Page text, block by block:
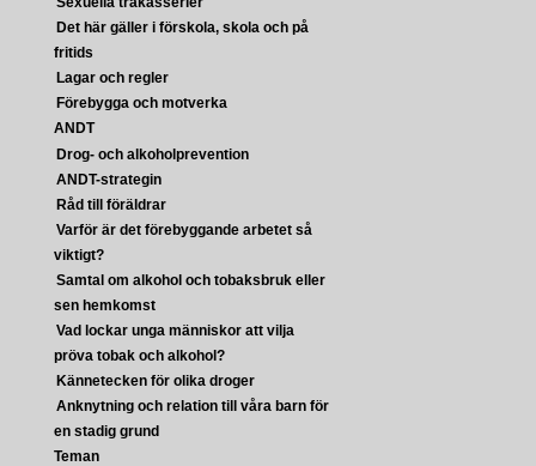
Det här gäller i förskola, skola och på
fritids
Lagar och regler
Förebygga och motverka
ANDT
Drog- och alkoholprevention
ANDT-strategin
Råd till föräldrar
Varför är det förebyggande arbetet så
viktigt?
Samtal om alkohol och tobaksbruk eller
sen hemkomst
Vad lockar unga människor att vilja
pröva tobak och alkohol?
Kännetecken för olika droger
Anknytning och relation till våra barn för
en stadig grund
Teman